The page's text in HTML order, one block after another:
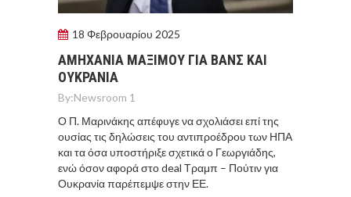
18 Φεβρουαρίου 2025
ΑΜΗΧΑΝΙΑ ΜΑΞΙΜΟΥ ΓΙΑ ΒΑΝΣ ΚΑΙ
ΟΥΚΡΑΝΙΑ
By:Newsroom 1
Ο Π. Μαρινάκης απέφυγε να σχολιάσει επί της
ουσίας τις δηλώσεις του αντιπροέδρου των ΗΠΑ
και τα όσα υποστήριξε σχετικά ο Γεωργιάδης,
ενώ όσον αφορά στο deal Τραμπ – Πούτιν για
Ουκρανία παρέπεμψε στην ΕΕ.